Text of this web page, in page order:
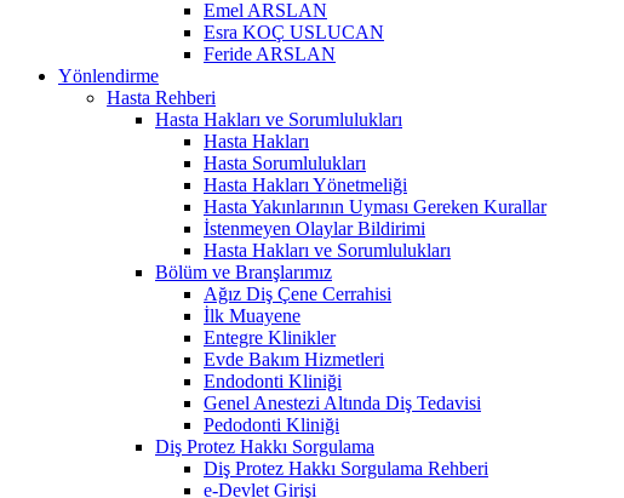
Emel ARSLAN
Esra KOÇ USLUCAN
Feride ARSLAN
Yönlendirme
Hasta Rehberi
Hasta Hakları ve Sorumlulukları
Hasta Hakları
Hasta Sorumlulukları
Hasta Hakları Yönetmeliği
Hasta Yakınlarının Uyması Gereken Kurallar
İstenmeyen Olaylar Bildirimi
Hasta Hakları ve Sorumlulukları
Bölüm ve Branşlarımız
Ağız Diş Çene Cerrahisi
İlk Muayene
Entegre Klinikler
Evde Bakım Hizmetleri
Endodonti Kliniği
Genel Anestezi Altında Diş Tedavisi
Pedodonti Kliniği
Diş Protez Hakkı Sorgulama
Diş Protez Hakkı Sorgulama Rehberi
e-Devlet Girişi